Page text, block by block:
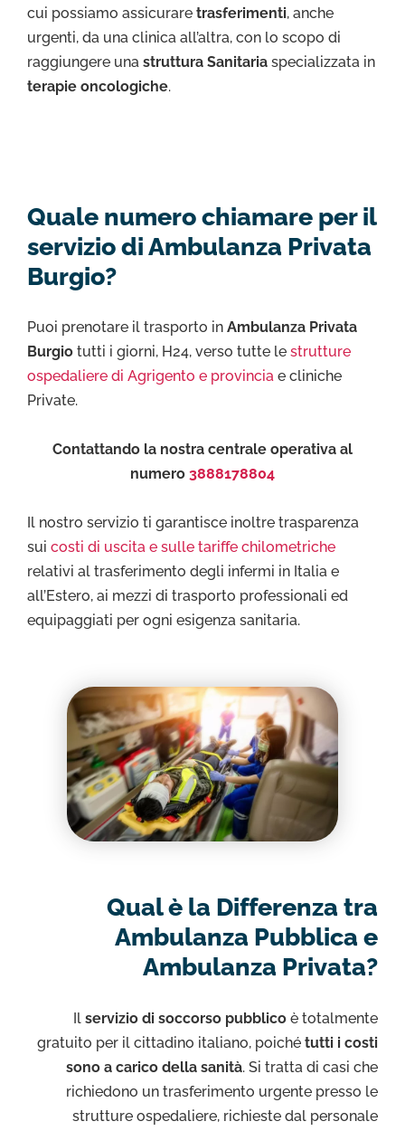
cui possiamo assicurare trasferimenti, anche
urgenti, da una clinica all’altra, con lo scopo di
raggiungere una struttura Sanitaria specializzata in
terapie oncologiche.
Quale numero chiamare per il
servizio di Ambulanza Privata
Burgio?
Puoi prenotare il trasporto in Ambulanza Privata
Burgio tutti i giorni, H24, verso tutte le strutture
ospedaliere di Agrigento e provincia e cliniche
Private.
Contattando la nostra centrale operativa al
numero 3888178804
Il nostro servizio ti garantisce inoltre trasparenza
sui costi di uscita e sulle tariffe chilometriche
relativi al trasferimento degli infermi in Italia e
all’Estero, ai mezzi di trasporto professionali ed
equipaggiati per ogni esigenza sanitaria.
Qual è la Differenza tra
Ambulanza Pubblica e
Ambulanza Privata?
Il servizio di soccorso pubblico è totalmente
gratuito per il cittadino italiano, poiché tutti i costi
sono a carico della sanità. Si tratta di casi che
richiedono un trasferimento urgente presso le
strutture ospedaliere, richieste dal personale